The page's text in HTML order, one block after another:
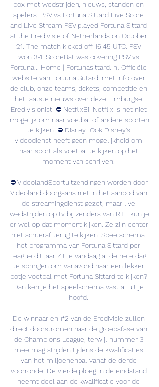
box met wedstrijden, nieuws, standen en
spelers. PSV vs Fortuna Sittard Live Score
and Live Stream PSV played Fortuna Sittard
at the Eredivisie of Netherlands on October
21. The match kicked off 16:45 UTC. PSV
won 3-1. ScoreBat was covering PSV vs
Fortuna... Home | Fortunasittard. nl Officiële
website van Fortuna Sittard, met info over
de club, onze teams, tickets, competitie en
het laatste nieuws over deze Limburgse
Eredivisionist! ⛔️ NetflixBij Netflix is het niet
mogelijk om naar voetbal of andere sporten
te kijken. ⛔️ Disney+Ook Disney’s
videodienst heeft geen mogelijkheid om
naar sport als voetbal te kijken op het
moment van schrijven.
⛔️ VideolandSportuitzendingen worden door
Videoland doorgaans niet in het aanbod van
de streamingdienst gezet, maar live
wedstrijden op tv bij zenders van RTL kun je
er wel op dat moment kijken. Ze zijn echter
niet achteraf terug te kijken. Speelschema:
het programma van Fortuna Sittard per
league dit jaar Zit je vandaag al de hele dag
te springen om vanavond naar een lekker
potje voetbal met Fortuna Sittard te kijken?
Dan ken je het speelschema vast al uit je
hoofd.
De winnaar en #2 van de Eredivisie zullen
direct doorstromen naar de groepsfase van
de Champions League, terwijl nummer 3
mee mag strijden tijdens de kwalificaties
van het miljoenenbal vanaf de derde
voorronde. De vierde ploeg in de eindstand
neemt deel aan de kwalificatie voor de